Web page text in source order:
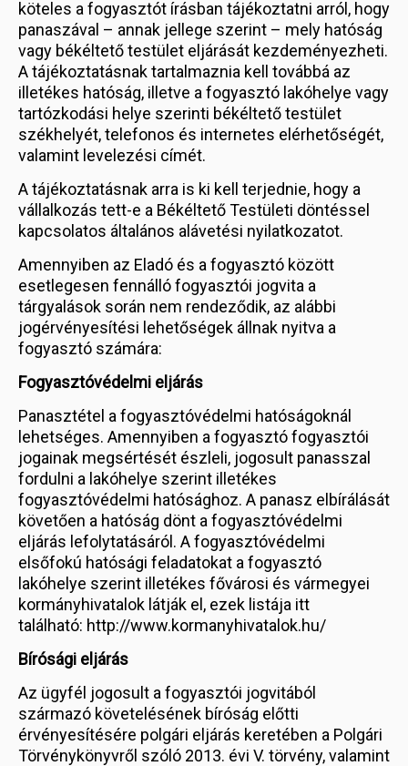
köteles a fogyasztót írásban tájékoztatni arról, hogy
panaszával – annak jellege szerint – mely hatóság
vagy békéltető testület eljárását kezdeményezheti.
A tájékoztatásnak tartalmaznia kell továbbá az
illetékes hatóság, illetve a fogyasztó lakóhelye vagy
tartózkodási helye szerinti békéltető testület
székhelyét, telefonos és internetes elérhetőségét,
valamint levelezési címét.
A tájékoztatásnak arra is ki kell terjednie, hogy a
vállalkozás tett-e a Békéltető Testületi döntéssel
kapcsolatos általános alávetési nyilatkozatot.
Amennyiben az Eladó és a fogyasztó között
esetlegesen fennálló fogyasztói jogvita a
tárgyalások során nem rendeződik, az alábbi
jogérvényesítési lehetőségek állnak nyitva a
fogyasztó számára:
Fogyasztóvédelmi eljárás
Panasztétel a fogyasztóvédelmi hatóságoknál
lehetséges. Amennyiben a fogyasztó fogyasztói
jogainak megsértését észleli, jogosult panasszal
fordulni a lakóhelye szerint illetékes
fogyasztóvédelmi hatósághoz. A panasz elbírálását
követően a hatóság dönt a fogyasztóvédelmi
eljárás lefolytatásáról. A fogyasztóvédelmi
elsőfokú hatósági feladatokat a fogyasztó
lakóhelye szerint illetékes fővárosi és vármegyei
kormányhivatalok látják el, ezek listája itt
található: http://www.kormanyhivatalok.hu/
Bírósági eljárás
Az ügyfél jogosult a fogyasztói jogvitából
származó követelésének bíróság előtti
érvényesítésére polgári eljárás keretében a Polgári
Törvénykönyvről szóló 2013. évi V. törvény, valamint